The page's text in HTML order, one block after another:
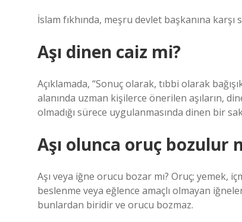
İslam fıkhında, meşru devlet başkanına
Aşı dinen caiz mi?
Açıklamada, “Sonuç olarak, tıbbi olarak
alanında uzman kişilerce önerilen aşıların,
olmadığı sürece uygulanmasında dinen bir
Aşı olunca oruç bozulur
Aşı veya iğne orucu bozar mı? Oruç; yemek,
beslenme veya eğlence amaçlı olmayan
bunlardan biridir ve orucu bozmaz.